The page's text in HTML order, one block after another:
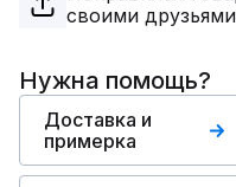
своими
Нужна помощь?
Доставка и
примерка